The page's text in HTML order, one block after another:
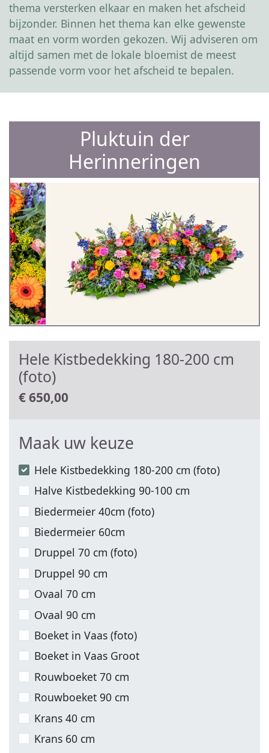
thema versterken elkaar en maken het afscheid
bijzonder. Binnen het thema kan elke gewenste
maat en vorm worden gekozen. Wij adviseren om
altijd samen met de lokale bloemist de meest
passende vorm voor het afscheid te bepalen.
Pluktuin der
Herinneringen
Hele Kistbedekking 180-200 cm
(foto)
€650,00
Maak uw keuze
Hele Kistbedekking 180-200 cm (foto)
Halve Kistbedekking 90-100 cm
Biedermeier 40cm (foto)
Biedermeier 60cm
Druppel 70 cm (foto)
Druppel 90 cm
Ovaal 70 cm
Ovaal 90 cm
Boeket in Vaas (foto)
Boeket in Vaas Groot
Rouwboeket 70 cm
Rouwboeket 90 cm
Krans 40 cm
Krans 60 cm